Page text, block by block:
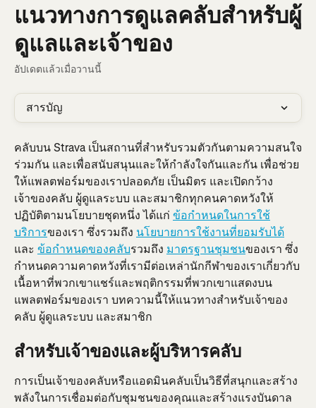
แนวทางการดูแลคลับสำหรับผู้
ดูแลและเจ้าของ
อัปเดตแล้วเมื่อวานนี้
สารบัญ
คลับบน Strava เป็นสถานที่สำหรับรวมตัวกันตามความสนใจ
ร่วมกัน และเพื่อสนับสนุนและให้กำลังใจกันและกัน เพื่อช่วย
ให้แพลตฟอร์มของเราปลอดภัย เป็นมิตร และเปิดกว้าง
เจ้าของคลับ ผู้ดูแลระบบ และสมาชิกทุกคนคาดหวังให้
ปฏิบัติตามนโยบายชุดหนึ่ง ได้แก่ ข้อกำหนดในการใช้
บริการของเรา ซึ่งรวมถึง นโยบายการใช้งานที่ยอมรับได้
และ ข้อกำหนดของคลับรวมถึง มาตรฐานชุมชนของเรา ซึ่ง
กำหนดความคาดหวังที่เรามีต่อเหล่านักกีฬาของเราเกี่ยวกับ
เนื้อหาที่พวกเขาแชร์และพฤติกรรมที่พวกเขาแสดงบน
แพลตฟอร์มของเรา บทความนี้ให้แนวทางสำหรับเจ้าของ
คลับ ผู้ดูแลระบบ และสมาชิก
สำหรับเจ้าของและผู้บริหารคลับ
การเป็นเจ้าของคลับหรือแอดมินคลับเป็นวิธีที่สนุกและสร้าง
พลังในการเชื่อมต่อกับชุมชนของคุณและสร้างแรงบันดาล